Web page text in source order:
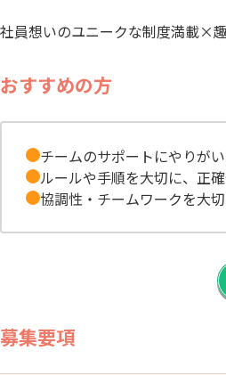
社員想いのユニークな制度満載×
おすすめの方
チームのサポートにやりが
ルールや手順を大切に、正
協調性・チームワークを大
募集要項